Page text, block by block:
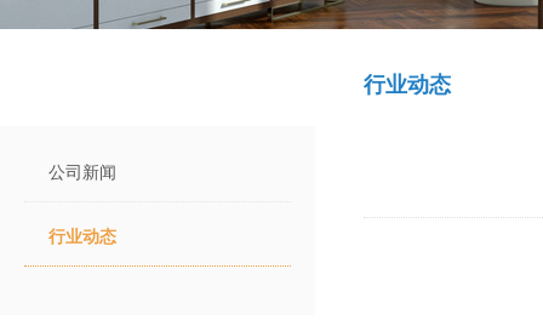
公司新闻
行业动态
行业动态